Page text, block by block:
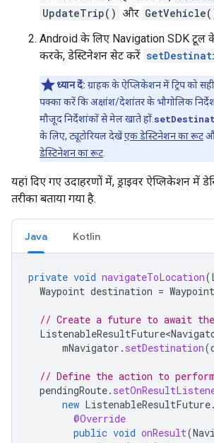
UpdateTrip() और
Android के लिए Navigation SDK टूल
करके, डेस्टिनेशन सेट करें
ध्यान दें: ग्राहक के ऐप्लिकेशन में ट्रिप को
पक्का करें कि अक्षांश/देशांतर के भौगोलिक
मौजूद निर्देशांकों से मेल खाते हों.
के लिए, ट्यूटोरियल देखेंएक डेस्टिनेशन का रूट
डेस्टिनेशन का रूट
यहां दिए गए उदाहरणों में, ड्राइवर ऐप्लिकेशन में
तरीका बताया गया है.
Java Kotlin
private void navigateToLocation(
Waypoint destination = Waypoint
// Create a future to await
mNavigator . setDestination(
// Define the action to perform
pendingRoute.
new ListenableResultFuture.
@Override
public void onResult(